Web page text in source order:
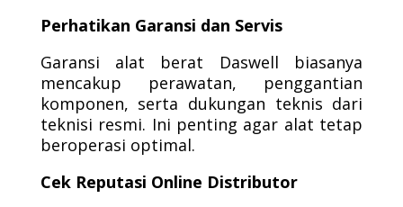
Perhatikan Garansi dan Servis
Garansi alat berat Daswell biasanya
mencakup perawatan, penggantian
komponen, serta dukungan teknis dari
teknisi resmi. Ini penting agar alat tetap
beroperasi optimal.
Cek Reputasi Online Distributor